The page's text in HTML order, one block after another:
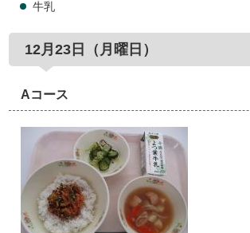
牛乳
12月23日（月曜日）
Aコース